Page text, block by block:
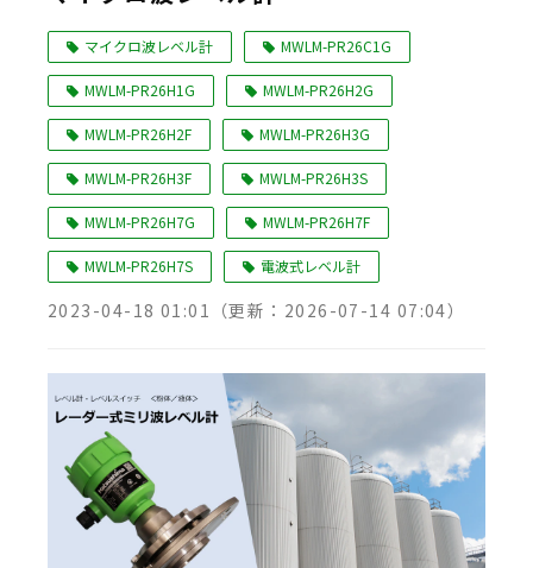
マイクロ波レベル計 MWLM-PR26C1G
MWLM-PR26H1G MWLM-PR26H2G
MWLM-PR26H2F MWLM-PR26H3G
MWLM-PR26H3F MWLM-PR26H3S
MWLM-PR26H7G MWLM-PR26H7F
MWLM-PR26H7S 電波式レベル計
2023-04-18 01:01 （更新： 2026-07-14 07:04）